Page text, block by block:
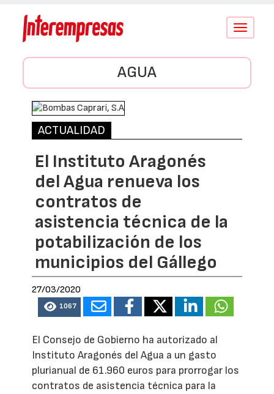
Conmutar
AGUA
ACTUALIDAD
El Instituto Aragonés
del Agua renueva los
contratos de
asistencia técnica de la
potabilización de los
municipios del Gállego
27/03/2020
1067
El Consejo de Gobierno ha autorizado al
Instituto Aragonés del Agua a un gasto
plurianual de 61.960 euros para prorrogar los
contratos de asistencia técnica para la